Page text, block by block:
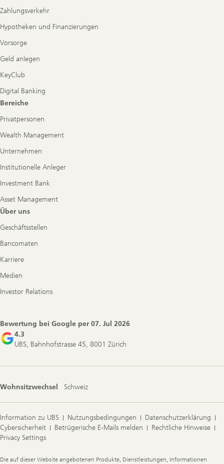
Zahlungsverkehr
Hypotheken und Finanzierungen
Vorsorge
Geld anlegen
KeyClub
Digital Banking
Bereiche
Privatpersonen
Wealth Management
Unternehmen
Institutionelle Anleger
Investment Bank
Asset Management
Über uns
Geschäftsstellen
Bancomaten
Karriere
Medien
Investor Relations
Bewertung bei Google per07. Jul 2026
4.3
UBS, Bahnhofstrasse 45, 8001 Zürich
Wohnsitzwechsel Schweiz
Information zu UBS Nutzungsbedingungen
Datenschutzerklärung
Cybersicherheit
Betrügerische E-Mails melden
Rechtliche Hinweise
Privacy Settings
Legal
Die auf dieser Website angebotenen Produkte, Dienstleistungen, Informationen